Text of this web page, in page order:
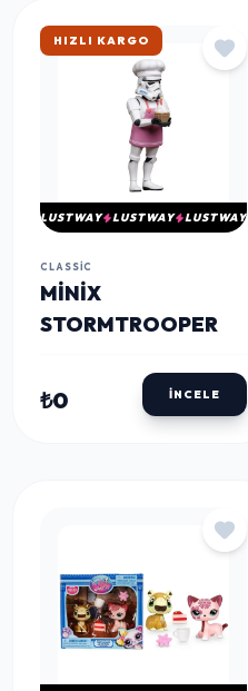
HIZLI KARGO
LUSTWAY LUSTWAY LUSTWAY
CLASSIC
MINIX
STORMTROOPER
₺0 İNCELE